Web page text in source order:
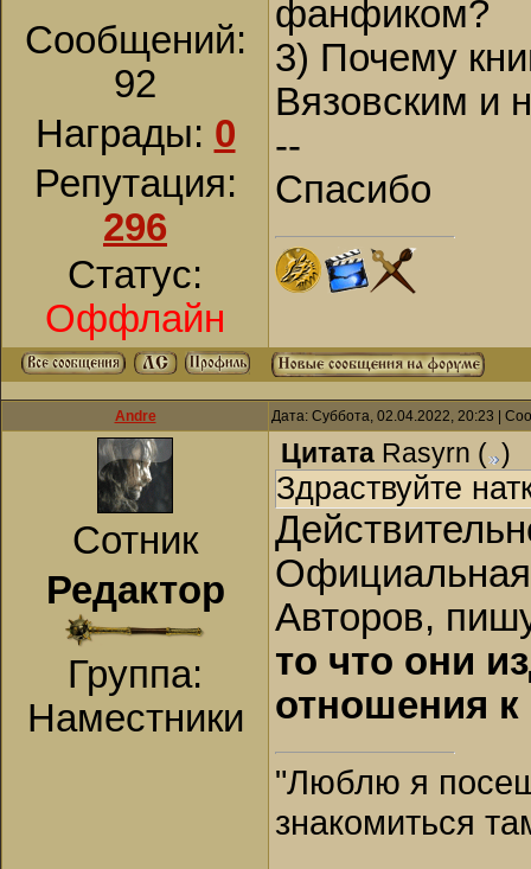
Сообщений:
92
Награды: 0
Репутация:
296
Статус:
Оффлайн
фанфиком?
3) Почему
Вязовским и
--
Спасибо
Andre Дата: Суббота, 02.04.2022, 20:23 |
Сотник
Редактор
Группа:
Наместники
Цитата Rasyrn ( )
Здраствуйте
Авторов,
то что они
отношения к
"Люблю я
знакомиться